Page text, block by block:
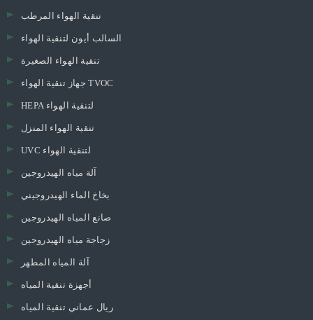
تنقية الهواء المرطب
السالب أيون لتنقية الهواء
تنقية الهواء الصغيرة
جهاز تنقية الهواء TVOC
HEPA لتنقية الهواء
تنقية الهواء المنزل
UVC لتنقية الهواء
آلة مياه الهيدروجين
بخاخ الماء الهيدروجيني
صانع المياه الهيدروجين
زجاجة مياه الهيدروجين
آلة المياه المطهر
أجهزة تنقية المياه
ريال عماني تنقية المياه